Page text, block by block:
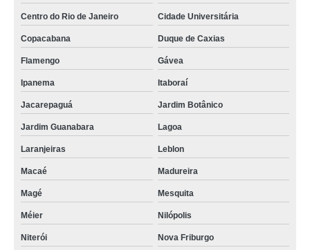
Centro do Rio de Janeiro Cidade Universitária
Copacabana Duque de Caxias
Flamengo Gávea
Ipanema Itaboraí
Jacarepaguá Jardim Botânico
Jardim Guanabara Lagoa
Laranjeiras Leblon
Macaé Madureira
Magé Mesquita
Méier Nilópolis
Niterói Nova Friburgo